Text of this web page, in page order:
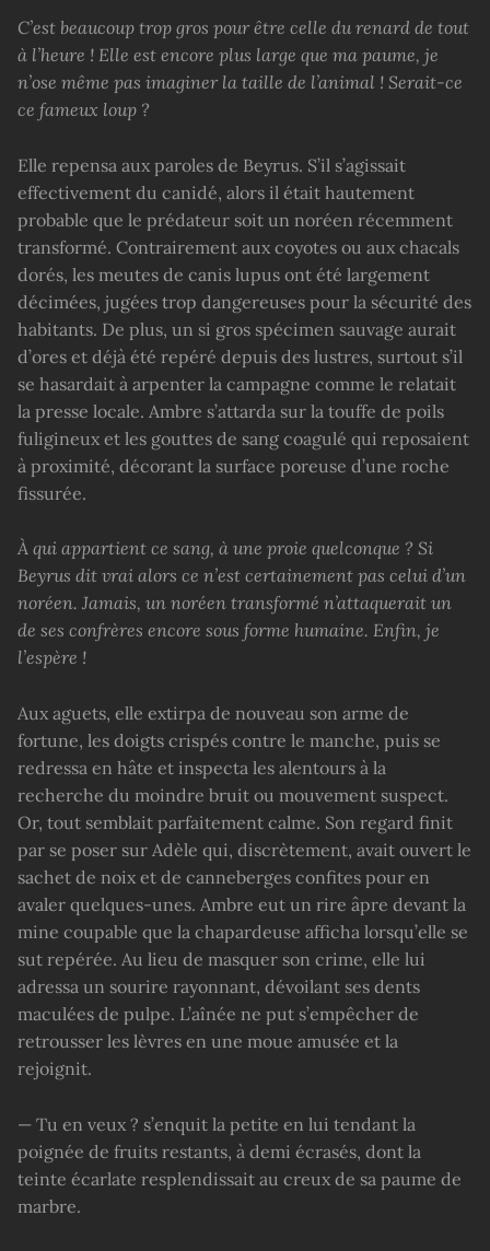
C’est beaucoup trop gros pour être celle du renard de tout
à l’heure ! Elle est encore plus large que ma paume, je
n’ose même pas imaginer la taille de l’animal ! Serait-ce
ce fameux loup ?
Elle repensa aux paroles de Beyrus. S’il s’agissait
effectivement du canidé, alors il était hautement
probable que le prédateur soit un noréen récemment
transformé. Contrairement aux coyotes ou aux chacals
dorés, les meutes de canis lupus ont été largement
décimées, jugées trop dangereuses pour la sécurité des
habitants. De plus, un si gros spécimen sauvage aurait
d’ores et déjà été repéré depuis des lustres, surtout s’il
se hasardait à arpenter la campagne comme le relatait
la presse locale. Ambre s’attarda sur la touffe de poils
fuligineux et les gouttes de sang coagulé qui reposaient
à proximité, décorant la surface poreuse d’une roche
fissurée.
À qui appartient ce sang, à une proie quelconque ? Si
Beyrus dit vrai alors ce n’est certainement pas celui d’un
noréen. Jamais, un noréen transformé n’attaquerait un
de ses confrères encore sous forme humaine. Enfin, je
l’espère !
Aux aguets, elle extirpa de nouveau son arme de
fortune, les doigts crispés contre le manche, puis se
redressa en hâte et inspecta les alentours à la
recherche du moindre bruit ou mouvement suspect.
Or, tout semblait parfaitement calme. Son regard finit
par se poser sur Adèle qui, discrètement, avait ouvert le
sachet de noix et de canneberges confites pour en
avaler quelques-unes. Ambre eut un rire âpre devant la
mine coupable que la chapardeuse afficha lorsqu’elle se
sut repérée. Au lieu de masquer son crime, elle lui
adressa un sourire rayonnant, dévoilant ses dents
maculées de pulpe. L’aînée ne put s’empêcher de
retrousser les lèvres en une moue amusée et la
rejoignit.
— Tu en veux ? s’enquit la petite en lui tendant la
poignée de fruits restants, à demi écrasés, dont la
teinte écarlate resplendissait au creux de sa paume de
marbre.